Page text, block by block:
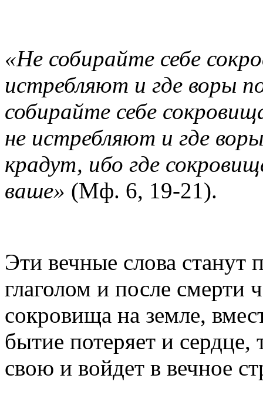
«Не собирайте себе
истребляют и где воры
собирайте себе
не истребляют и где
крадут, ибо где
ваше» (Мф. 6, 19-21).
Эти вечные слова
глаголом и после смерти
сокровища на земле,
бытие потеряет и
свою и войдет в вечное